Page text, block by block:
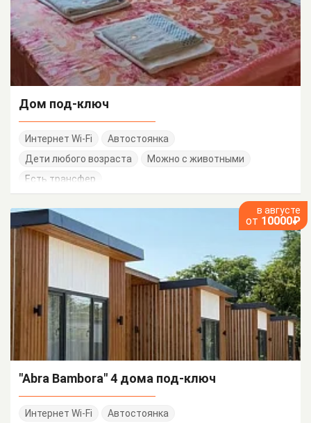
Дом под-ключ
Интернет Wi-Fi
Автостоянка
Дети любого возраста
Можно с животными
Есть трансфер
в августе
от 10000₽
"Abra Bambora" 4 дома под-ключ
Интернет Wi-Fi
Автостоянка